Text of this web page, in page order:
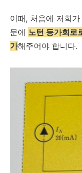
이때, 처음에 저희
문에 노턴 등가회로
가해주어야 합니다.